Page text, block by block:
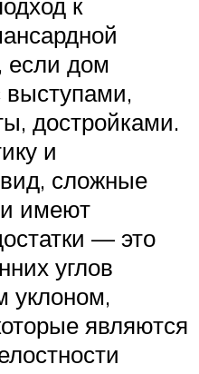
если дом
достройками.
и
сложные
имеют
— это
углов
уклоном,
являются